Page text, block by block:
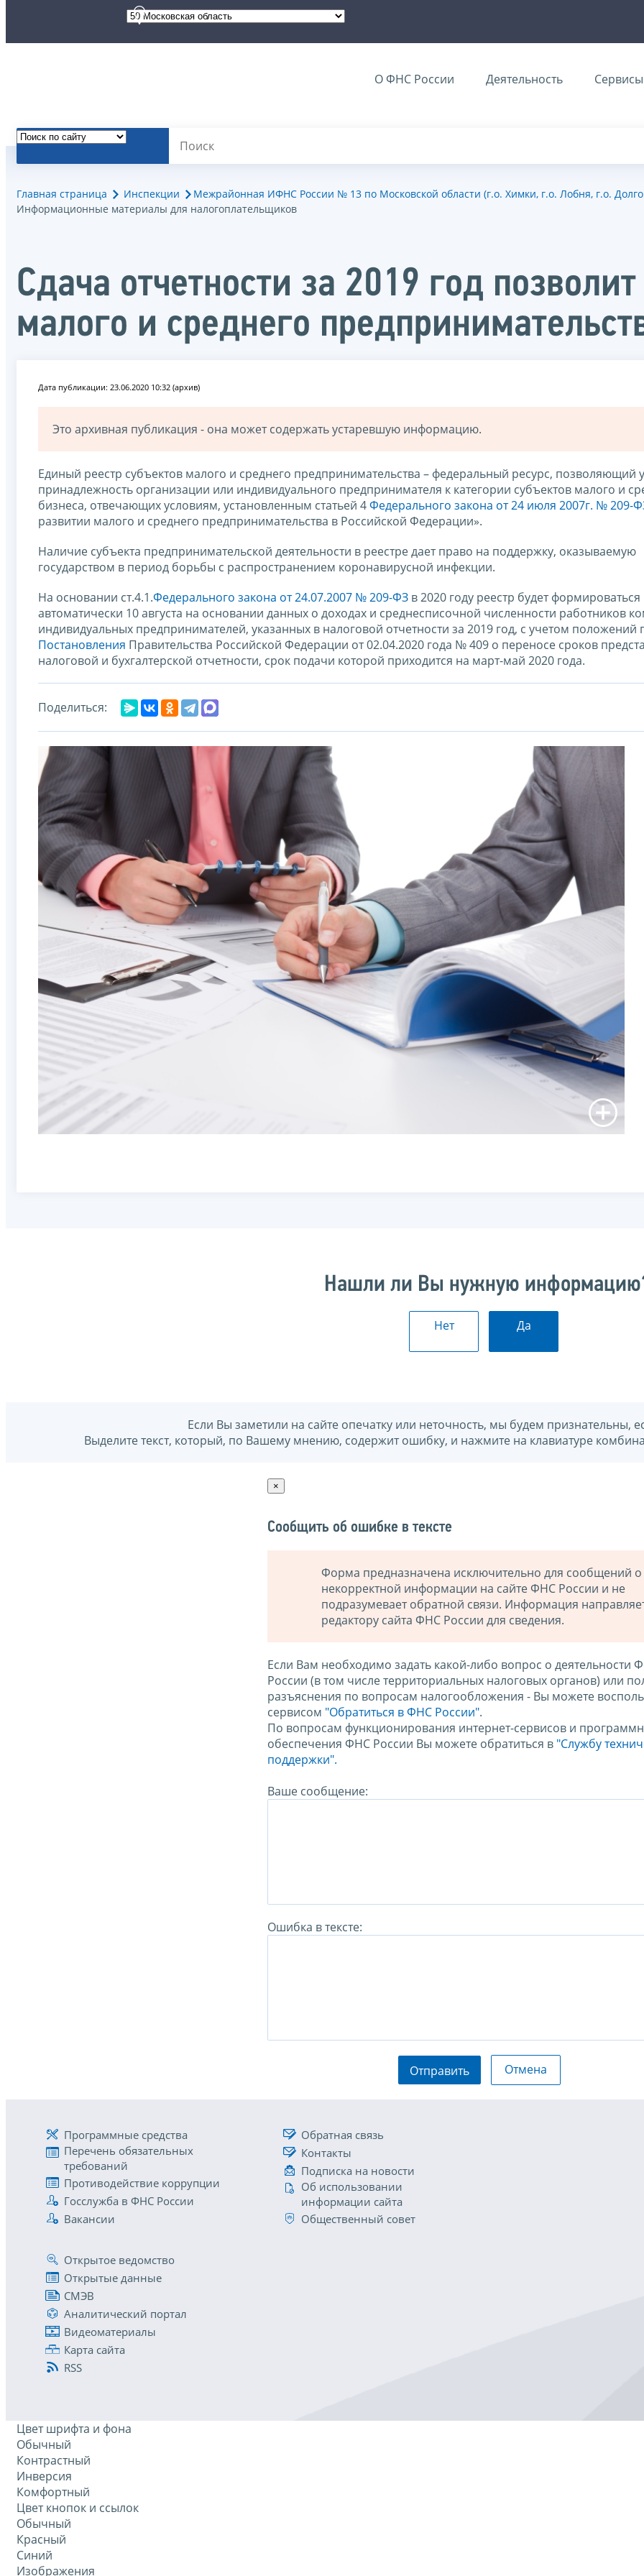
О ФНС России Деятельность Сервисы
Главная страница Инспекции
Межрайонная ИФНС России № 13 по Московской области (г.о. Химки, г.о. Лобня, г.о.
Информационные материалы для налогоплательщиков
Сдача отчетности за 2019 год позволит
малого и среднего
Дата публикации: 23.06.2020 10:32 (архив)
Это архивная публикация - она может содержать устаревшую информацию.
Единый реестр субъектов малого и среднего предпринимательства – федеральный ресурс, позволяющий
принадлежность организации или индивидуального предпринимателя к категории субъектов малого и
бизнеса, отвечающих условиям, установленным статьей 4Федерального закона от 24 июля 2007г. № 209-
развитии малого и среднего предпринимательства в Российской Федерации».
Наличие субъекта предпринимательской деятельности в реестре дает право на поддержку, оказываемую
государством в период борьбы с распространением коронавирусной инфекции.
На основании ст.4.1.Федерального закона от 24.07.2007 № 209-ФЗ в 2020 году реестр будет формироваться
автоматически 10 августа на основании данных о доходах и среднесписочной численности работников
индивидуальных предпринимателей, указанных в налоговой отчетности за 2019 год, с учетом положений
Постановления Правительства Российской Федерации от 02.04.2020 года № 409 о переносе сроков
налоговой и бухгалтерской отчетности, срок подачи которой приходится на март-май 2020 года.
Поделиться:
Нашли ли Вы нужную
Нет Да
Если Вы заметили на сайте опечатку или неточность, мы будем признательны,
Выделите текст, который, по Вашему мнению, содержит ошибку, и нажмите на клавиатуре
×
Сообщить об ошибке в тексте
Форма предназначена исключительно для сообщений о
некорректной информации на сайте ФНС России и не
подразумевает обратной связи. Информация
редактору сайта ФНС России для сведения.
Если Вам необходимо задать какой-либо вопрос о деятельности
России (в том числе территориальных налоговых органов) или
разъяснения по вопросам налогообложения - Вы можете
сервисом "Обратиться в ФНС России".
По вопросам функционирования интернет-сервисов и
обеспечения ФНС России Вы можете обратиться в "Службу
поддержки".
Ваше сообщение:
Ошибка в тексте:
Отправить Отмена
Программные средства
Перечень обязательных
требований
Противодействие коррупции
Госслужба в ФНС России
Вакансии
Обратная связь
Контакты
Подписка на новости
Об использовании
информации сайта
Общественный совет
Открытое ведомство
Открытые данные
СМЭВ
Аналитический портал
Видеоматериалы
Карта сайта
RSS
Цвет шрифта и фона
Обычный
Контрастный
Инверсия
Комфортный
Цвет кнопок и ссылок
Обычный
Красный
Синий
Изображения